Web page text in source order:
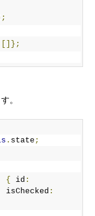
[]};
。
. state ;
{ id :
isChecked :